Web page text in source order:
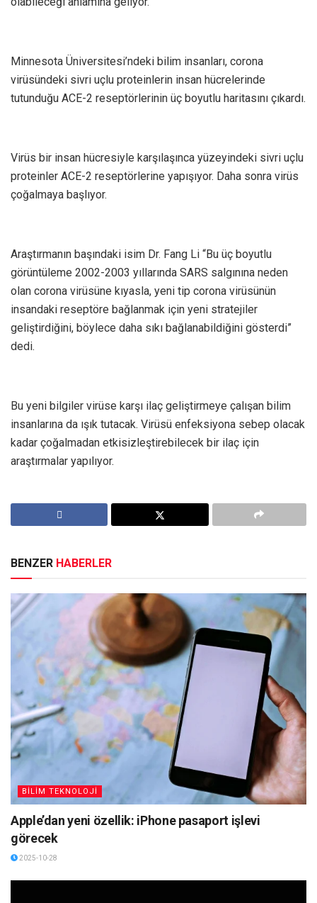
Minnesota Üniversitesi’ndeki bilim insanları, corona
virüsündeki sivri uçlu proteinlerin insan hücrelerinde
tutunduğu ACE-2 reseptörlerinin üç boyutlu haritasını çıkardı.
Virüs bir insan hücresiyle karşılaşınca yüzeyindeki sivri uçlu
proteinler ACE-2 reseptörlerine yapışıyor. Daha sonra virüs
çoğalmaya başlıyor.
Araştırmanın başındaki isim Dr. Fang Li “Bu üç boyutlu
görüntüleme 2002-2003 yıllarında SARS salgınına neden
olan corona virüsüne kıyasla, yeni tip corona virüsünün
insandaki reseptöre bağlanmak için yeni stratejiler
geliştirdiğini, böylece daha sıkı bağlanabildiğini gösterdi”
dedi.
Bu yeni bilgiler virüse karşı ilaç geliştirmeye çalışan bilim
insanlarına da ışık tutacak. Virüsü enfeksiyona sebep olacak
kadar çoğalmadan etkisizleştirebilecek bir ilaç için
araştırmalar yapılıyor.
BENZER HABERLER
BİLİM TEKNOLOJİ
Apple’dan yeni özellik: iPhone pasaport işlevi
görecek
2025-10-28